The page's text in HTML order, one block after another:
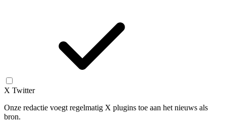
X Twitter
Onze redactie voegt regelmatig X plugins toe aan het nieuws als
bron.